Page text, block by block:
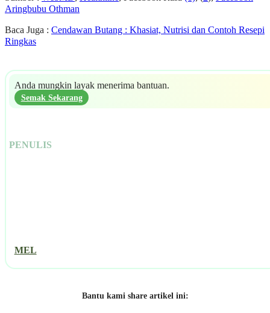
Aringbubu Othman
Baca Juga : Cendawan Butang : Khasiat, Nutrisi dan Contoh Resepi
Ringkas
Anda mungkin layak menerima bantuan.
Semak Sekarang
PENULIS
MEL
Bantu kami share artikel ini: